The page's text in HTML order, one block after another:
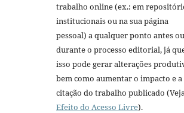
trabalho online (ex.: em
institucionais ou na sua página
pessoal) a qualquer ponto antes ou
durante o processo editorial, já
isso pode gerar alterações
bem como aumentar o impacto e a
citação do trabalho publicado
Efeito do Acesso Livre).